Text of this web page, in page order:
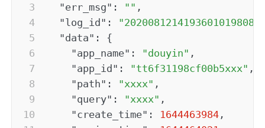
"err_msg" : "" ,
"log_id" :
"data" :
{
"app_name" : "douyin" ,
"app_id" : "tt6f31198cf00b5xxx" ,
"path" : "xxxx" ,
"query" : "xxxx" ,
"create_time" : 1644463984 ,